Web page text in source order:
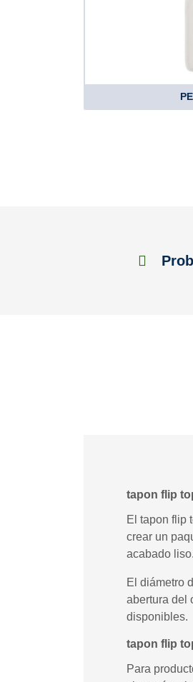
tapon flip
El tapon flip
crear un
acabado liso.
El diámetro
abertura del
disponibles.
tapon flip
Para